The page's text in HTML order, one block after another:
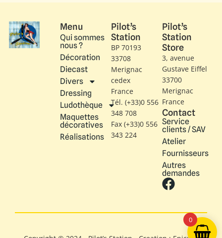
Menu
Qui sommes
nous ?
Décoration
Diecast
Divers
Dressing
Ludothèque
Maquettes
décoratives
Réalisations
Pilot’s
Station
BP 70193
33708
Merignac
cedex
France
Tél. (+33)0 556
348 708
Fax (+33)0 556
343 224
Pilot’s
Station
Store
3, avenue
Gustave Eiffel​
33700
Merignac
France
Contact
Service
clients / SAV
Atelier
Fournisseurs
Autres
demandes
0